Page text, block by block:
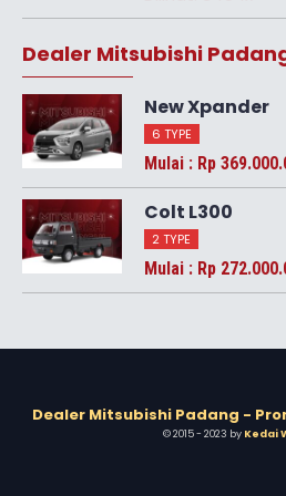
Dealer Mitsubishi
New Xpander
6 TYPE
Mulai : Rp
Colt L300
2 TYPE
Mulai : Rp
Dealer Mitsubishi Padang -
© 2015 - 2023 by Kedai